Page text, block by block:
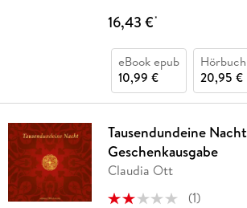
16,43 €*
eBook epub
10,99 €
20,95 €
Tausendundeine
Geschenkausgabe
Claudia Ott
(1)